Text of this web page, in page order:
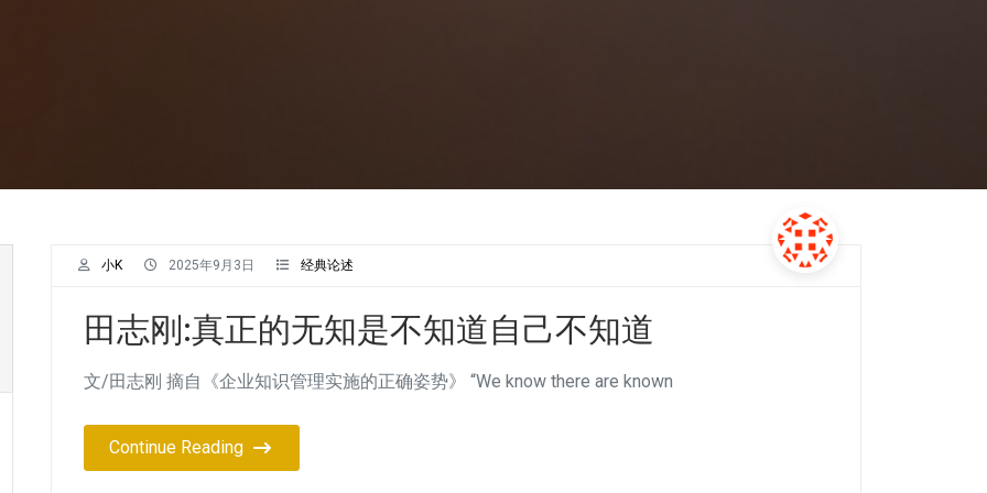
小K 2025年9月3日 经典论述
田志刚:真正的无知是不知道自己不知道
文/田志刚 摘自《企业知识管理实施的正确姿势》 “We know there are known
Continue Reading